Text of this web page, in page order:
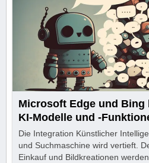
Microsoft Edge und Bing
KI-Modelle und -
Die Integration Künstlicher
und Suchmaschine wird vertieft.
Einkauf und Bildkreationen